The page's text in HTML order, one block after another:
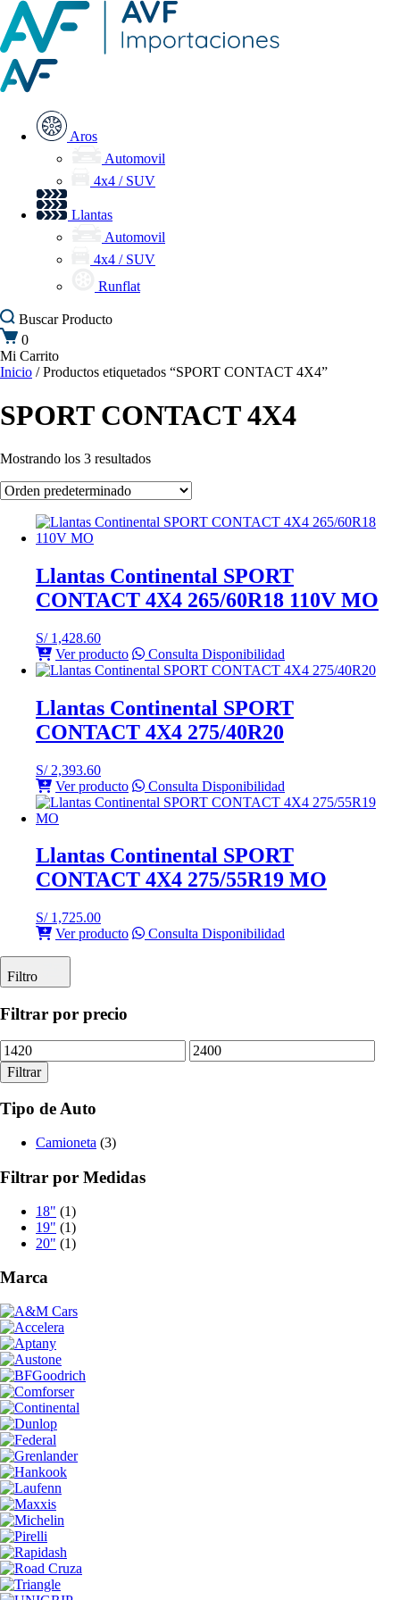
Aros
Automovil
4x4 / SUV
Llantas
Automovil
4x4 / SUV
Runflat
BuscarProducto
0
Mi Carrito
Inicio / Productos etiquetados “SPORT CONTACT 4X4”
SPORT CONTACT 4X4
Mostrando los 3 resultados
Llantas Continental SPORT
CONTACT 4X4 265/60R18 110V MO
S/1,428.60
Ver producto
Consulta Disponibilidad
Llantas Continental SPORT
CONTACT 4X4 275/40R20
S/2,393.60
Ver producto
Consulta Disponibilidad
Llantas Continental SPORT
CONTACT 4X4 275/55R19 MO
S/1,725.00
Ver producto
Consulta Disponibilidad
Filtro
Filtrar por precio
Precio
mínimo
Precio
máximo
Filtrar
Tipo de Auto
Camioneta (3)
Filtrar por Medidas
18" (1)
19" (1)
20" (1)
Marca